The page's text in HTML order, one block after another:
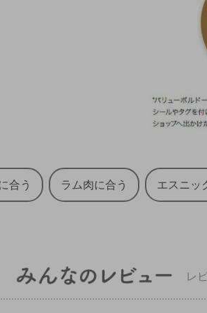
合う ラム肉に合う エスニッ
レ